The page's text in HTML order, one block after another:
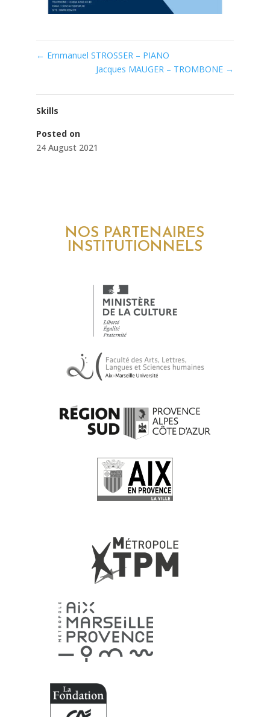
← Emmanuel STROSSER – PIANO
Jacques MAUGER – TROMBONE →
Skills
Posted on
24 August 2021
NOS PARTENAIRES
INSTITUTIONNELS